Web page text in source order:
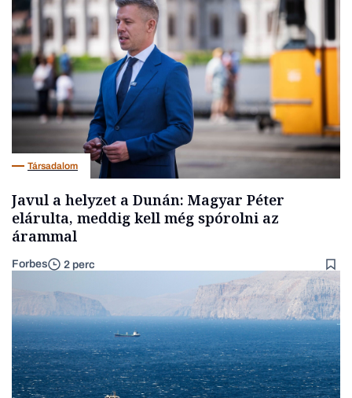
Társadalom
Javul a helyzet a Dunán: Magyar Péter
elárulta, meddig kell még spórolni az
árammal
Forbes 2 perc